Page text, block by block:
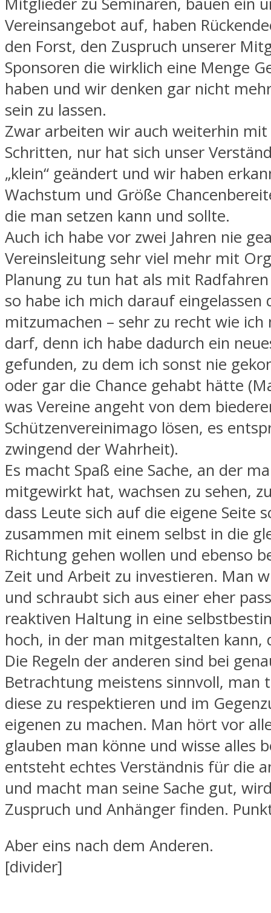
Vereinsangebot auf, haben
den Forst, den Zuspruch unserer
Sponsoren die wirklich eine Menge
haben und wir denken gar nicht
sein zu lassen.
Zwar arbeiten wir auch weiterhin
Schritten, nur hat sich unser
„klein“ geändert und wir haben
Wachstum und Größe
die man setzen kann und sollte.
Auch ich habe vor zwei Jahren nie
Vereinsleitung sehr viel mehr mit
Planung zu tun hat als mit
so habe ich mich darauf eingelassen
mitzumachen – sehr zu recht wie ich
darf, denn ich habe dadurch ein
gefunden, zu dem ich sonst nie
oder gar die Chance gehabt hätte
was Vereine angeht von dem
Schützenvereinimago lösen, es
zwingend der Wahrheit).
Es macht Spaß eine Sache, an der
mitgewirkt hat, wachsen zu sehen,
dass Leute sich auf die eigene Seite
zusammen mit einem selbst in die
Richtung gehen wollen und ebenso
Zeit und Arbeit zu investieren. Man
und schraubt sich aus einer eher
reaktiven Haltung in eine
hoch, in der man mitgestalten kann,
Die Regeln der anderen sind bei
Betrachtung meistens sinnvoll, man
diese zu respektieren und im
eigenen zu machen. Man hört vor
glauben man könne und wisse alles
entsteht echtes Verständnis für die
und macht man seine Sache gut,
Zuspruch und Anhänger finden.
Aber eins nach dem Anderen.
[divider]